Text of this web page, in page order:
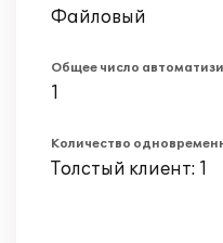
Файловый
Общее число
1
Количество
Толстый клиент: 1